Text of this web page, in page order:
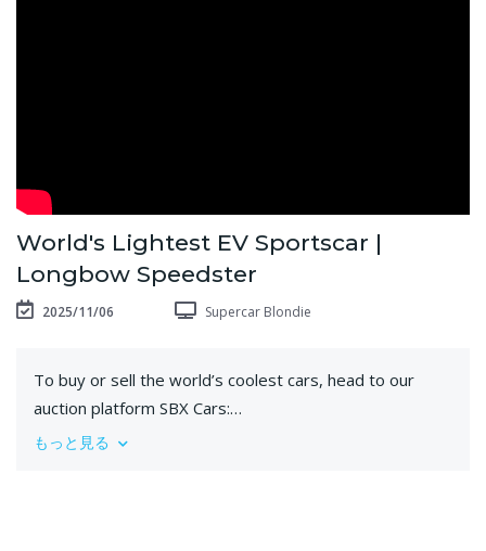
World's Lightest EV Sportscar |
Longbow Speedster
2025/11/06 Supercar Blondie
To buy or sell the world’s coolest cars, head to our
auction platform SBX Cars:
https://go.sbxcars.com/Longbow-Speedster
もっと見る